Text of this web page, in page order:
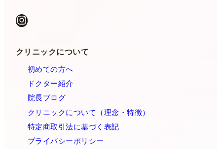
Instagram
クリニックについて
初めての方へ
ドクター紹介
院長ブログ
クリニックについて（理念・特徴）
特定商取引法に基づく表記
プライバシーポリシー